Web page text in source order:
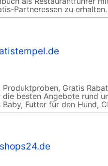
Partneressen zu erhalten.
Gratis
besten Angebote rund
Futter für den Hund,